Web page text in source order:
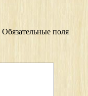
Обязательные поля